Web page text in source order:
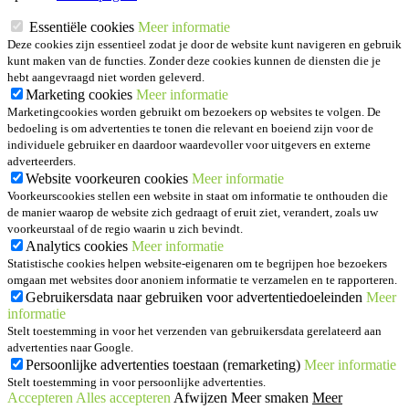
Essentiële cookies Meer informatie
Deze cookies zijn essentieel zodat je door de website kunt navigeren en gebruik
kunt maken van de functies. Zonder deze cookies kunnen de diensten die je
hebt aangevraagd niet worden geleverd.
Marketing cookies Meer informatie
Marketingcookies worden gebruikt om bezoekers op websites te volgen. De
bedoeling is om advertenties te tonen die relevant en boeiend zijn voor de
individuele gebruiker en daardoor waardevoller voor uitgevers en externe
adverteerders.
Website voorkeuren cookies Meer informatie
Voorkeurscookies stellen een website in staat om informatie te onthouden die
de manier waarop de website zich gedraagt of eruit ziet, verandert, zoals uw
voorkeurstaal of de regio waarin u zich bevindt.
Analytics cookies Meer informatie
Statistische cookies helpen website-eigenaren om te begrijpen hoe bezoekers
omgaan met websites door anoniem informatie te verzamelen en te rapporteren.
Gebruikersdata naar gebruiken voor advertentiedoeleinden Meer
informatie
Stelt toestemming in voor het verzenden van gebruikersdata gerelateerd aan
advertenties naar Google.
Persoonlijke advertenties toestaan (remarketing) Meer informatie
Stelt toestemming in voor persoonlijke advertenties.
Accepteren Alles accepteren Afwijzen Meer smaken Meer